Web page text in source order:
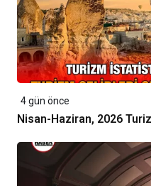
4 gün önce
Nisan-Haziran, 2026